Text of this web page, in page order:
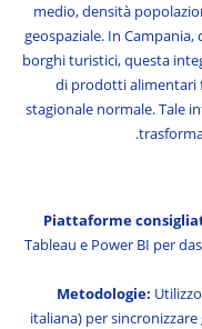
medio, densità
geospaziale. In
borghi turistici, questa
di prodotti alimentari
stagionale normale. Tale
Piattaforme
Tableau e Power BI per
Metodologie:
italiana) per